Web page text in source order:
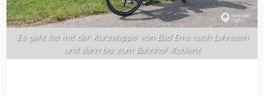
Es geht los mit der Kurzetappe von Bad Ems nach Lahnstein
und dann bis zum Bahnhof Koblenz